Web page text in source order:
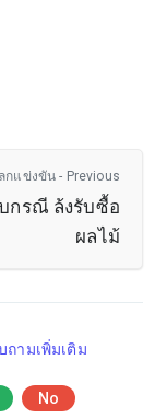
กแข่งขัน - Previous
กรณี ล้งรับซื้อ
ผลไม้
ถามเพิ่มเติม
No